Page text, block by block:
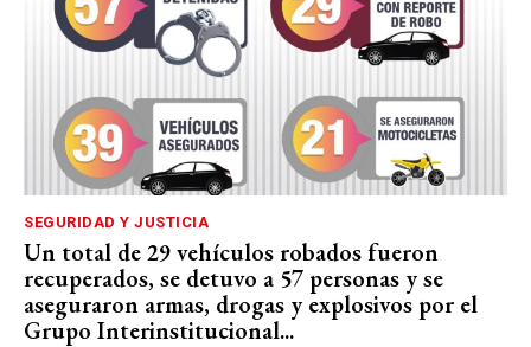
SEGURIDAD Y JUSTICIA
Un total de 29 vehículos robados fueron
recuperados, se detuvo a 57 personas y se
aseguraron armas, drogas y explosivos por el
Grupo Interinstitucional...